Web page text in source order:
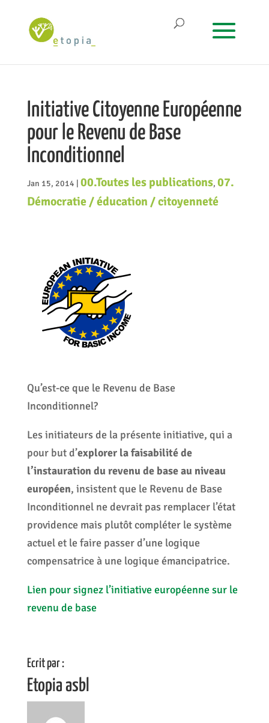
Initiative Citoyenne Européenne
pour le Revenu de Base
Inconditionnel
Jan 15, 2014 00.Toutes les publications, 07.
Démocratie / éducation / citoyenneté
Qu’est-ce que le Revenu de Base
Inconditionnel?
Les initiateurs de la présente initiative, qui a
pour but d’explorer la faisabilité de
l’instauration du revenu de base au niveau
européen, insistent que le Revenu de Base
Inconditionnel ne devrait pas remplacer l’état
providence mais plutôt compléter le système
actuel et le faire passer d’une logique
compensatrice à une logique émancipatrice.
Lien pour signez l’initiative européenne sur le
revenu de base
Ecrit par :
Etopia asbl